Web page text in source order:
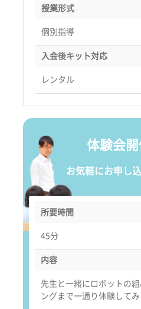
授業形式
個別指導
入会後キット対応
レンタル
体験会開
お気軽にお申し
所要時間
45分
内容
先生と一緒にロボットの
ングまで一通り体験してみ